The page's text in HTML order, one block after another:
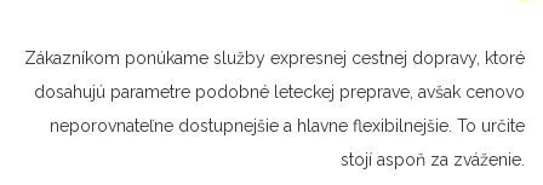
Zákazníkom ponúkame služby expresnej cestnej dopravy, ktoré
dosahujú parametre podobné leteckej preprave, avšak cenovo
neporovnateľne dostupnejšie a hlavne flexibilnejšie. To určite
stojí aspoň za zváženie.